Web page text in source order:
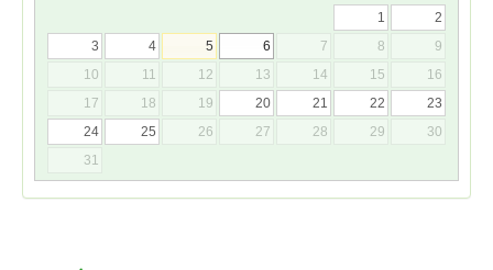
1
2
3
4 5 6 7 8
9
10
11 12 13 14 15
16
17
18 19 20 21 22
23
24
25 26 27 28 29
30
31